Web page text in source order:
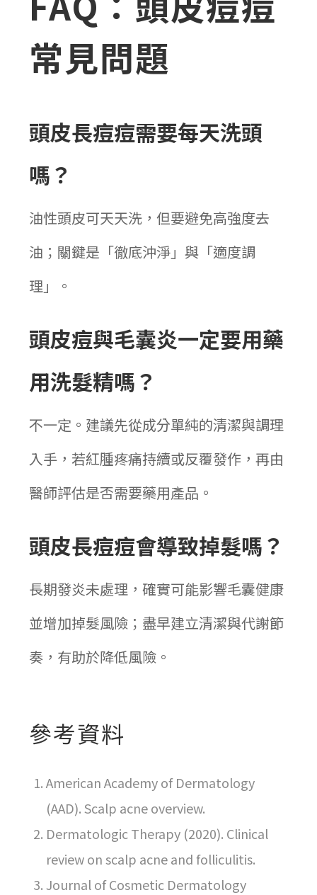
常見問題
頭皮長痘痘需要每天洗頭
嗎？
油性頭皮可天天洗，但要避免高強度去
油；關鍵是「徹底沖淨」與「適度調
理」。
頭皮痘與毛囊炎一定要用藥
用洗髮精嗎？
不一定。建議先從成分單純的清潔與調理
入手，若紅腫疼痛持續或反覆發作，再由
醫師評估是否需要藥用產品。
頭皮長痘痘會導致掉髮嗎？
長期發炎未處理，確實可能影響毛囊健康
並增加掉髮風險；盡早建立清潔與代謝節
奏，有助於降低風險。
參考資料
American Academy of Dermatology
(AAD). Scalp acne overview.
Dermatologic Therapy (2020). Clinical
review on scalp acne and folliculitis.
Journal of Cosmetic Dermatology